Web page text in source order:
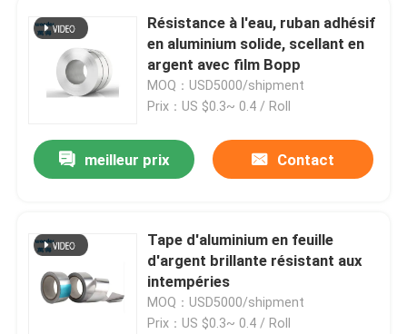
Résistance à l'eau, ruban adhésif
en aluminium solide, scellant en
argent avec film Bopp
MOQ：USD5000/shipment
Prix：US $0.3~ 0.4 / Roll
meilleur prix Contact
Tape d'aluminium en feuille
d'argent brillante résistant aux
intempéries
MOQ：USD5000/shipment
Prix：US $0.3~ 0.4 / Roll